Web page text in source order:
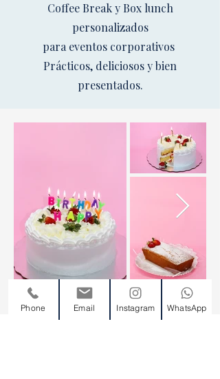
Coffee Break y Box lunch
personalizados
para eventos corporativos
Prácticos, deliciosos y bien
presentados.
Phone Email Instagram WhatsApp